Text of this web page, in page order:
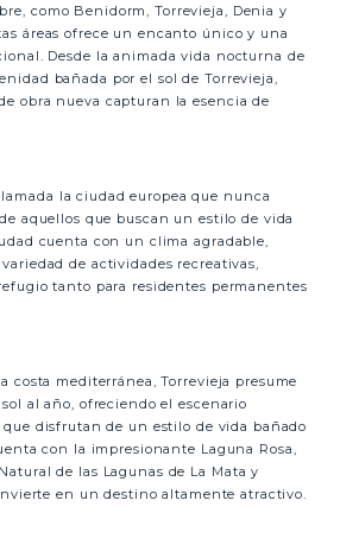
como Benidorm, Torrevieja, Denia y
áreas ofrece un encanto único y una
Desde la animada vida nocturna de
bañada por el sol de Torrevieja,
obra nueva capturan la esencia de
la ciudad europea que nunca
aquellos que buscan un estilo de vida
cuenta con un clima agradable,
de actividades recreativas,
tanto para residentes permanentes
costa mediterránea, Torrevieja presume
al año, ofreciendo el escenario
que disfrutan de un estilo de vida bañado
con la impresionante Laguna Rosa,
de las Lagunas de La Mata y
en un destino altamente atractivo.